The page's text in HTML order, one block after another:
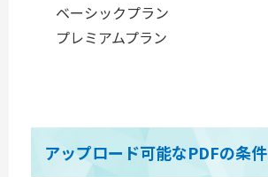
ベーシックプラン
プレミアムプラン
アップロード可能なPDFの条件